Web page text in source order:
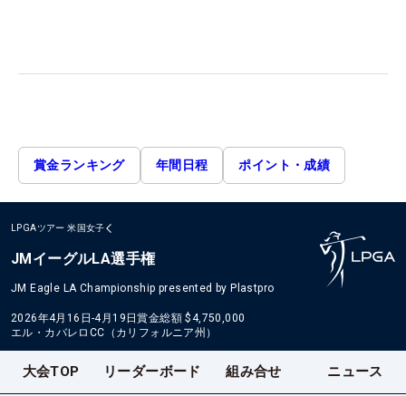
賞金ランキング 年間日程 ポイント・成績
LPGAツアー 米国女子
JMイーグルLA選手権
JM Eagle LA Championship presented by Plastpro
2026年4月16日-4月19日賞金総額 $4,750,000
エル・カバレロCC（カリフォルニア州）
大会TOP リーダーボード 組み合せ ニュース